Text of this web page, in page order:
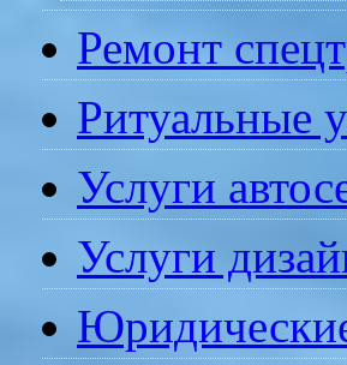
Ремонт
Ритуальные
Услуги
Услуги